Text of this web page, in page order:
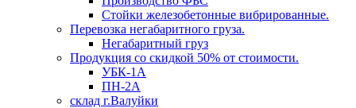
Стойки железобетонные вибрированные.
Перевозка негабаритного груза.
Негабаритный груз
Продукция со скидкой 50% от стоимости.
УБК-1А
ПН-2А
склад г.Валуйки